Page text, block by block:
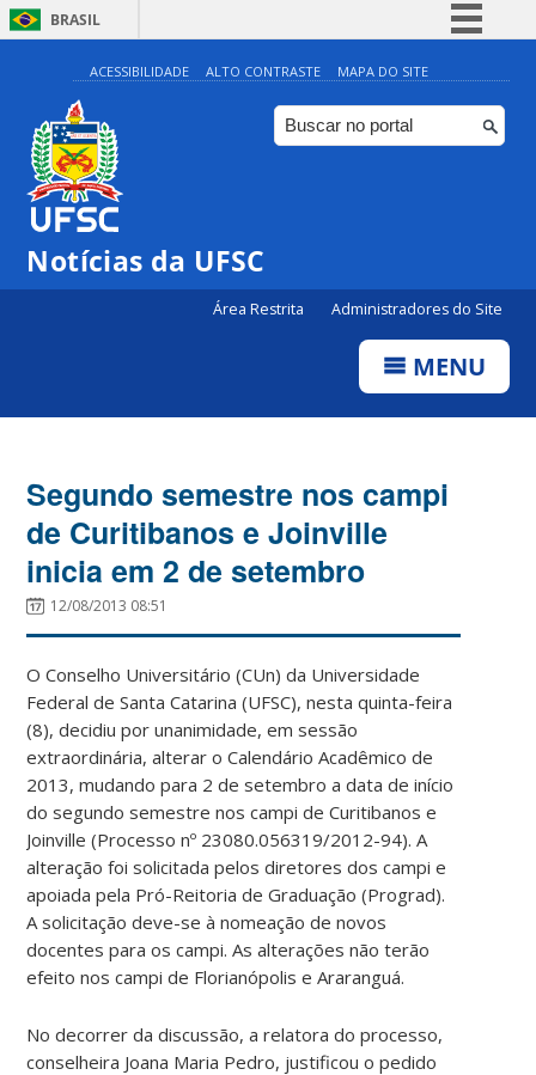
BRASIL
Simplifique!
Comunica BR
Participe
ACESSIBILIDADE ALTO CONTRASTE MAPA DO SITE
Notícias da UFSC
Área Restrita Administradores do Site
MENU
Segundo semestre nos campi
de Curitibanos e Joinville
inicia em 2 de setembro
12/08/2013 08:51
O Conselho Universitário (CUn) da Universidade
Federal de Santa Catarina (UFSC), nesta quinta-feira
(8), decidiu por unanimidade, em sessão
extraordinária, alterar o Calendário Acadêmico de
2013, mudando para 2 de setembro a data de início
do segundo semestre nos campi de Curitibanos e
Joinville (Processo nº 23080.056319/2012-94). A
alteração foi solicitada pelos diretores dos campi e
apoiada pela Pró-Reitoria de Graduação (Prograd).
A solicitação deve-se à nomeação de novos
docentes para os campi. As alterações não terão
efeito nos campi de Florianópolis e Araranguá.
No decorrer da discussão, a relatora do processo,
conselheira Joana Maria Pedro, justificou o pedido